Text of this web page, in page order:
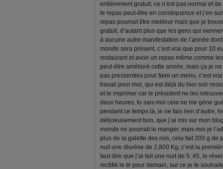
entièrement gratuit, ce n’est pas normal et
le repas peut-être en conséquence et j’en
repas pourrait être meilleur mais que je
gratuit, d’autant plus que les gens qui
à aucune autre manifestation de l’année
monde sera présent, c’est vrai que pour 10
restaurant et avoir un repas même comme
peut-être amélioré cette année, mais ça je
pas pressenties pour faire un menu, c’est
travail pour moi, qui est déjà du hier soir
et le imprimer car le président ne les
deux heures, tu sais moi cela ne me gène
pendant ce temps là, je ne fais rien d’autre,
délicieusement bon, que j’ai mis sur mon
monde ne pourrait le manger, mais moi je
plus de la galette des rois, cela fait 200 g de
nuit une diurèse de 2,800 Kg, c’est la
faut dire que j’ai fait une nuit de 5 :45, le
rectifié le tir pour demain, sur ce je te